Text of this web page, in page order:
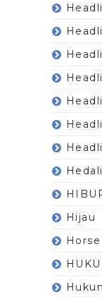
Hijau
Horse